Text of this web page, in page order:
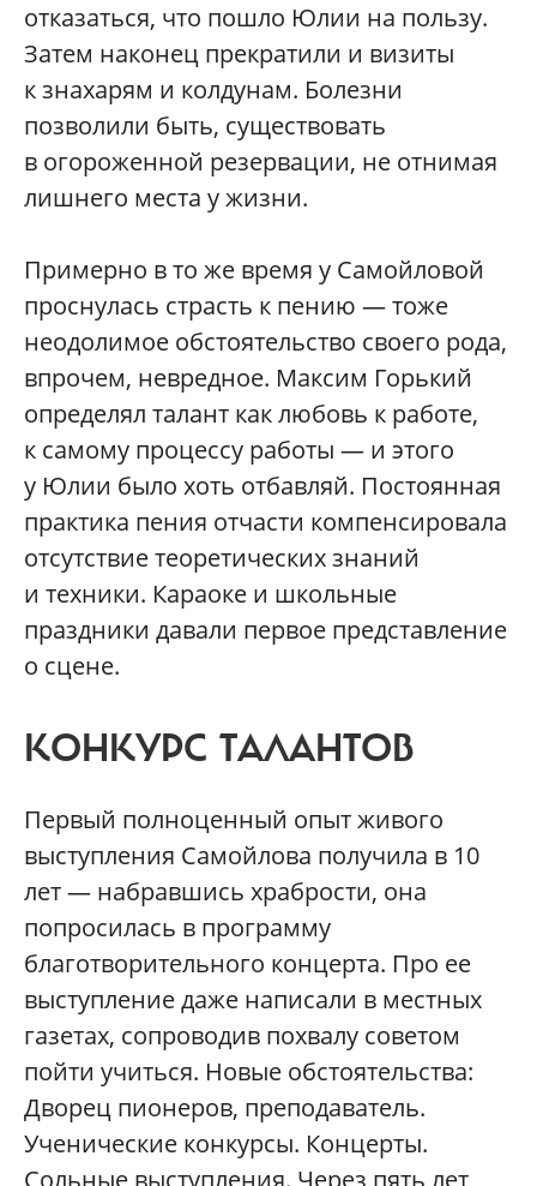
отказаться, что пошло Юлии на пользу.
Затем наконец прекратили и визиты
к знахарям и колдунам. Болезни
позволили быть, существовать
в огороженной резервации, не отнимая
лишнего места у жизни.
Примерно в то же время у Самойловой
проснулась страсть к пению — тоже
неодолимое обстоятельство своего рода,
впрочем, невредное. Максим Горький
определял талант как любовь к работе,
к самому процессу работы — и этого
у Юлии было хоть отбавляй. Постоянная
практика пения отчасти компенсировала
отсутствие теоретических знаний
и техники. Караоке и школьные
праздники давали первое представление
о сцене.
КОНКУРС ТАЛАНТОВ
Первый полноценный опыт живого
выступления Самойлова получила в 10
лет — набравшись храбрости, она
попросилась в программу
благотворительного концерта. Про ее
выступление даже написали в местных
газетах, сопроводив похвалу советом
пойти учиться. Новые обстоятельства:
Дворец пионеров, преподаватель.
Ученические конкурсы. Концерты.